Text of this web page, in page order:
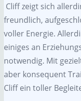
Cliff zeigt sich
freundlich,
voller Energie.
einiges an
notwendig. Mit
aber konsequent
Cliff ein toller